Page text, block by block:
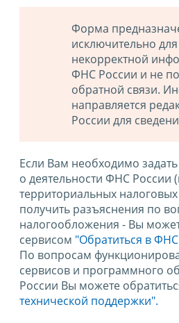
Форма
исключительно
некорректной
ФНС России и не
обратной связи.
направляется
России для
Если Вам необходимо
о деятельности ФНС России
территориальных
получить разъяснения по
налогообложения - Вы
сервисом "Обратиться в
По вопросам
сервисов и программного
России Вы можете
технической поддержки".